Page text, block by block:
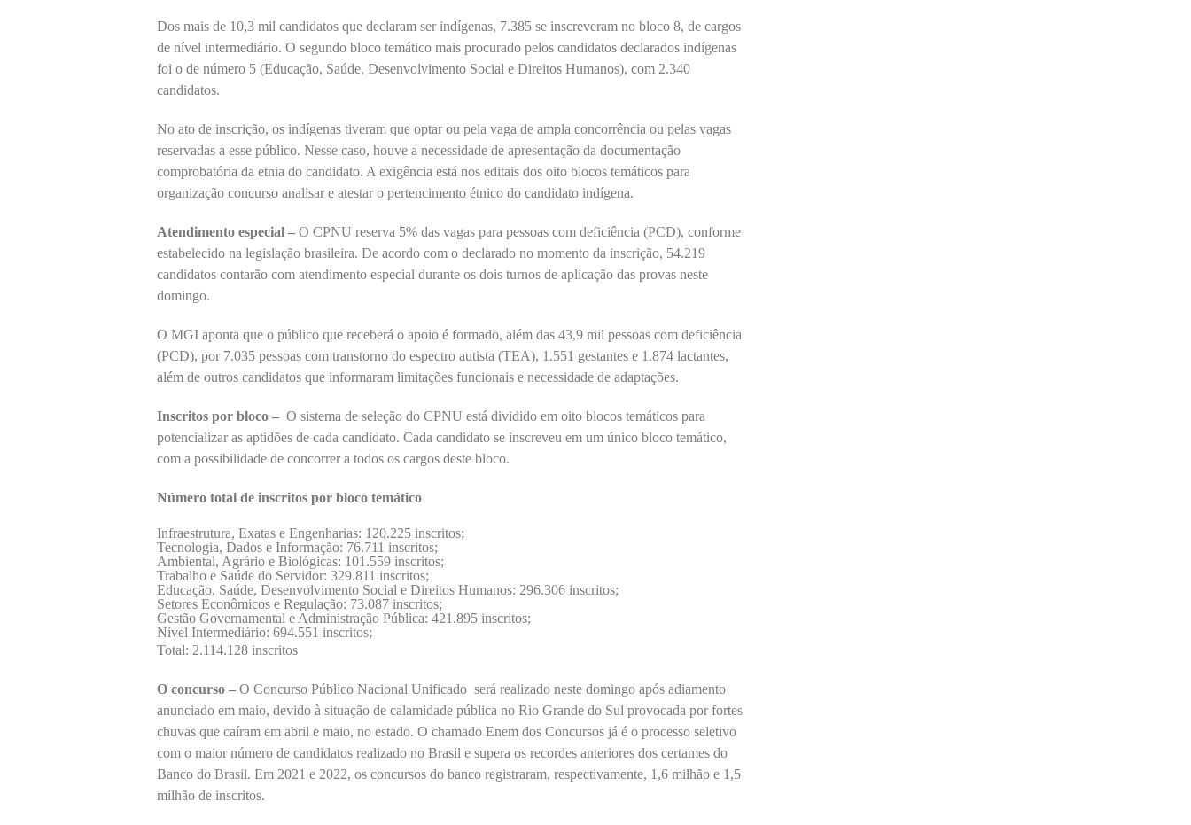
Dos mais de 10,3 mil candidatos que declaram ser indígenas, 7.385 se inscreveram no bloco 8, de cargos
de nível intermediário. O segundo bloco temático mais procurado pelos candidatos declarados indígenas
foi o de número 5 (Educação, Saúde, Desenvolvimento Social e Direitos Humanos), com 2.340
candidatos.
No ato de inscrição, os indígenas tiveram que optar ou pela vaga de ampla concorrência ou pelas vagas
reservadas a esse público. Nesse caso, houve a necessidade de apresentação da documentação
comprobatória da etnia do candidato. A exigência está nos editais dos oito blocos temáticos para
organização concurso analisar e atestar o pertencimento étnico do candidato indígena.
Atendimento especial – O CPNU reserva 5% das vagas para pessoas com deficiência (PCD), conforme
estabelecido na legislação brasileira. De acordo com o declarado no momento da inscrição, 54.219
candidatos contarão com atendimento especial durante os dois turnos de aplicação das provas neste
domingo.
O MGI aponta que o público que receberá o apoio é formado, além das 43,9 mil pessoas com deficiência
(PCD), por 7.035 pessoas com transtorno do espectro autista (TEA), 1.551 gestantes e 1.874 lactantes,
além de outros candidatos que informaram limitações funcionais e necessidade de adaptações.
Inscritos por bloco ­– O sistema de seleção do CPNU está dividido em oito blocos temáticos para
potencializar as aptidões de cada candidato. Cada candidato se inscreveu em um único bloco temático,
com a possibilidade de concorrer a todos os cargos deste bloco.
Número total de inscritos por bloco temático
Infraestrutura, Exatas e Engenharias: 120.225 inscritos;
Tecnologia, Dados e Informação: 76.711 inscritos;
Ambiental, Agrário e Biológicas: 101.559 inscritos;
Trabalho e Saúde do Servidor: 329.811 inscritos;
Educação, Saúde, Desenvolvimento Social e Direitos Humanos: 296.306 inscritos;
Setores Econômicos e Regulação: 73.087 inscritos;
Gestão Governamental e Administração Pública: 421.895 inscritos;
Nível Intermediário: 694.551 inscritos;
Total: 2.114.128 inscritos
O concurso – O Concurso Público Nacional Unificado será realizado neste domingo após adiamento
anunciado em maio, devido à situação de calamidade pública no Rio Grande do Sul provocada por fortes
chuvas que caíram em abril e maio, no estado. O chamado Enem dos Concursos já é o processo seletivo
com o maior número de candidatos realizado no Brasil e supera os recordes anteriores dos certames do
Banco do Brasil. Em 2021 e 2022, os concursos do banco registraram, respectivamente, 1,6 milhão e 1,5
milhão de inscritos.